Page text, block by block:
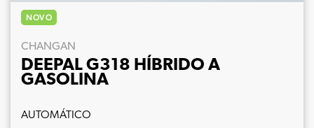
NOVO
CHANGAN
DEEPAL G318 HÍBRIDO A
GASOLINA
AUTOMÁTICO